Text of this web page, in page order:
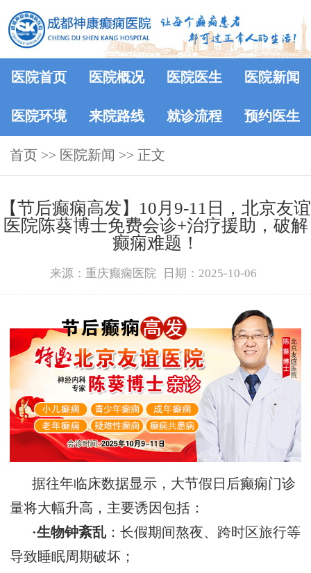
医院首页 医院概况 医院医生 医院新闻
医院环境 来院路线 就诊流程 预约医生
首页 >> 医院新闻 >> 正文
【节后癫痫高发】10月9-11日，北京友谊
医院陈葵博士免费会诊+治疗援助，破解
癫痫难题！
来源：重庆癫痫医院 日期：2025-10-06
据往年临床数据显示，大节假日后癫痫门诊
量将大幅升高，主要诱因包括：
·生物钟紊乱：长假期间熬夜、跨时区旅行等
导致睡眠周期破坏；